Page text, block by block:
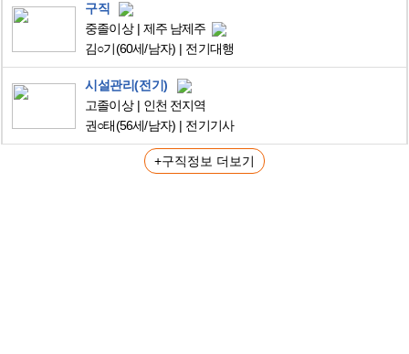
구직
중졸이상
제주 남제주
김○기(60세/남자) 전기대행
시설관리(전기)
고졸이상
인천 전지역
권○태(56세/남자) 전기기사
+구직정보 더보기